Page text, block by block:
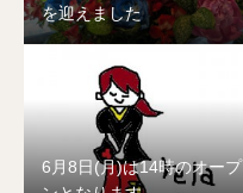
を迎えました
6月8日(月)は14時のオープ